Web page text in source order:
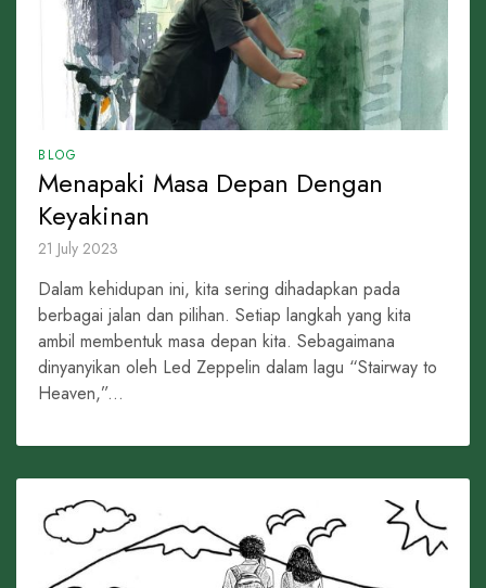
BLOG
Menapaki Masa Depan Dengan
Keyakinan
21 July 2023
Dalam kehidupan ini, kita sering dihadapkan pada
berbagai jalan dan pilihan. Setiap langkah yang kita
ambil membentuk masa depan kita. Sebagaimana
dinyanyikan oleh Led Zeppelin dalam lagu “Stairway to
Heaven,”...